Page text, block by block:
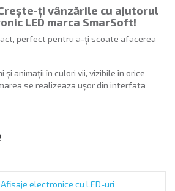
ți vânzările cu ajutorul
LED marca SmarSoft!
perfect pentru a-ți scoate afacerea
și animații în culori vii, vizibile în orice
se realizeaza ușor din interfata
Afisaje electronice cu LED-uri